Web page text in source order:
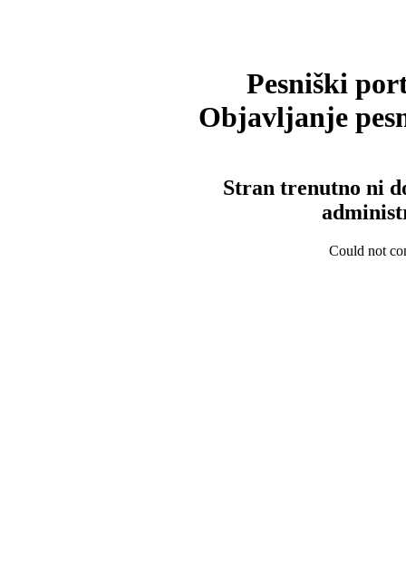
Pesniški
Objavljanje
Stran trenutno ni
Could not